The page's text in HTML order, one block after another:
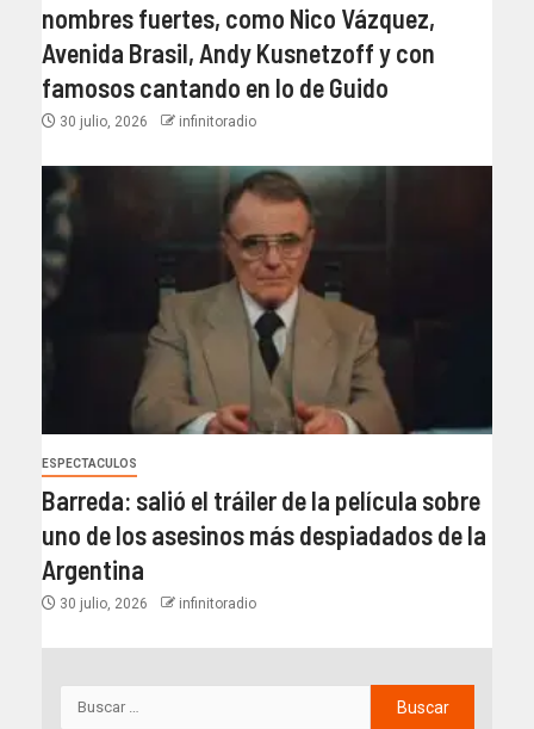
nombres fuertes, como Nico Vázquez,
Avenida Brasil, Andy Kusnetzoff y con
famosos cantando en lo de Guido
30 julio, 2026 infinitoradio
ESPECTACULOS
Barreda: salió el tráiler de la película sobre
uno de los asesinos más despiadados de la
Argentina
30 julio, 2026 infinitoradio